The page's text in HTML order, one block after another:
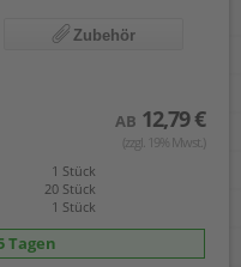
Zubehör
AB 12,79 €
(zzgl. 19% Mwst.)
1 Stück
20 Stück
1 Stück
Tagen